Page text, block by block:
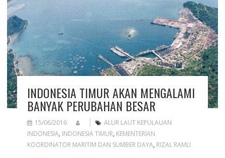
INDONESIA TIMUR AKAN MENGALAMI
BANYAK PERUBAHAN BESAR
15/06/2016
ALUR LAUT KEPULAUAN
INDONESIA, INDONESIA TIMUR, KEMENTERIAN
KOORDINATOR MARITIM DAN SUMBER DAYA, RIZAL RAMLI